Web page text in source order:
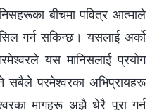
बीचमा पवित्र आत्माले
गर्न सकिन्छ। यसलाई अर्को
यस मानिसलाई प्रयोग
सबैले परमेश्‍वरका अभिप्रायहरू
मागहरू अझै धेरै पूरा गर्न